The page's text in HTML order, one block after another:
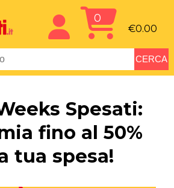
0
€0.00
Spesati:
fino al 50%
tua spesa!